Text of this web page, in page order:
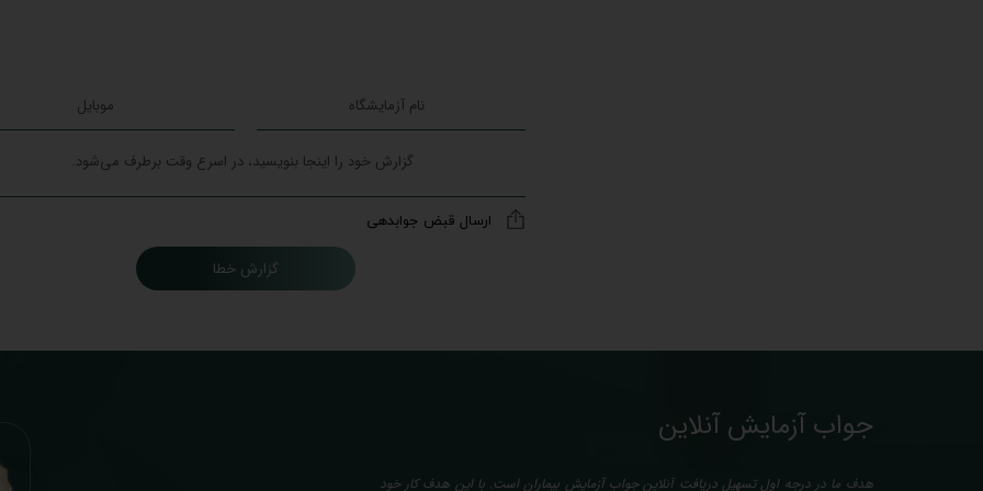
گزارش خطا
ارسال قبض جوابدهی
جواب آزمایش آنلاین
هدف ما در درجه اول تسهیل دریافت آنلاین جواب آزمایش بیماران است. با این هدف کار خود